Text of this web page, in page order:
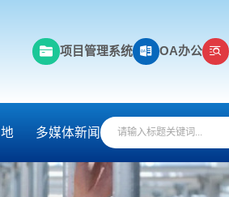
项目管理系统 OA办公
多媒体新闻